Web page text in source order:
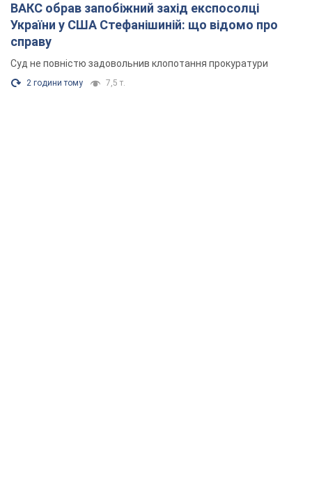
ВАКС обрав запобіжний захід експосолці
України у США Стефанішиній: що відомо про
справу
Суд не повністю задовольнив клопотання прокуратури
2 години тому 7,5 т.